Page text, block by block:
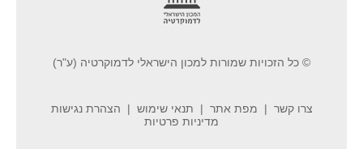
© כל הזכויות שמורות למכון הישראלי לדמוקרטיה (ע"ר)
צרו קשר מפת אתר תנאי שימוש
הצהרת נגישות
מדיניות פרטיות